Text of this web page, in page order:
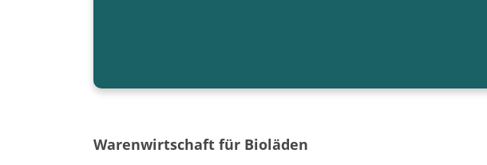
Warenwirtschaft für Bioläden